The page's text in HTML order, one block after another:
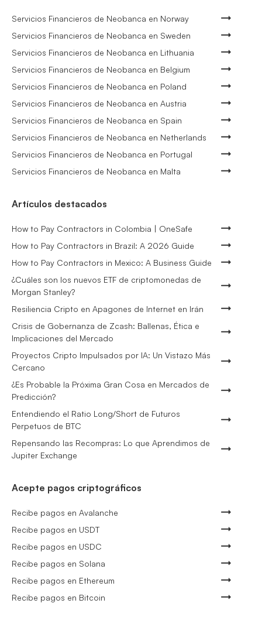
Servicios Financieros de Neobanca en Norway
Servicios Financieros de Neobanca en Sweden
Servicios Financieros de Neobanca en Lithuania
Servicios Financieros de Neobanca en Belgium
Servicios Financieros de Neobanca en Poland
Servicios Financieros de Neobanca en Austria
Servicios Financieros de Neobanca en Spain
Servicios Financieros de Neobanca en Netherlands
Servicios Financieros de Neobanca en Portugal
Servicios Financieros de Neobanca en Malta
Artículos destacados
How to Pay Contractors in Colombia | OneSafe
How to Pay Contractors in Brazil: A 2026 Guide
How to Pay Contractors in Mexico: A Business Guide
¿Cuáles son los nuevos ETF de criptomonedas de
Morgan Stanley?
Resiliencia Cripto en Apagones de Internet en Irán
Crisis de Gobernanza de Zcash: Ballenas, Ética e
Implicaciones del Mercado
Proyectos Cripto Impulsados por IA: Un Vistazo Más
Cercano
¿Es Probable la Próxima Gran Cosa en Mercados de
Predicción?
Entendiendo el Ratio Long/Short de Futuros
Perpetuos de BTC
Repensando las Recompras: Lo que Aprendimos de
Jupiter Exchange
Acepte pagos criptográficos
Recibe pagos en Avalanche
Recibe pagos en USDT
Recibe pagos en USDC
Recibe pagos en Solana
Recibe pagos en Ethereum
Recibe pagos en Bitcoin